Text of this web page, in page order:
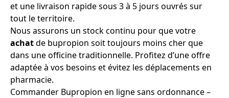
et une livraison rapide sous 3 à 5 jours ouvrés sur
tout le territoire.
Nous assurons un stock continu pour que votre
achatde bupropion soit toujours moins cher que
dans une officine traditionnelle. Profitez d’une offre
adaptée à vos besoins et évitez les déplacements en
pharmacie.
Commander Bupropion en ligne sans ordonnance –